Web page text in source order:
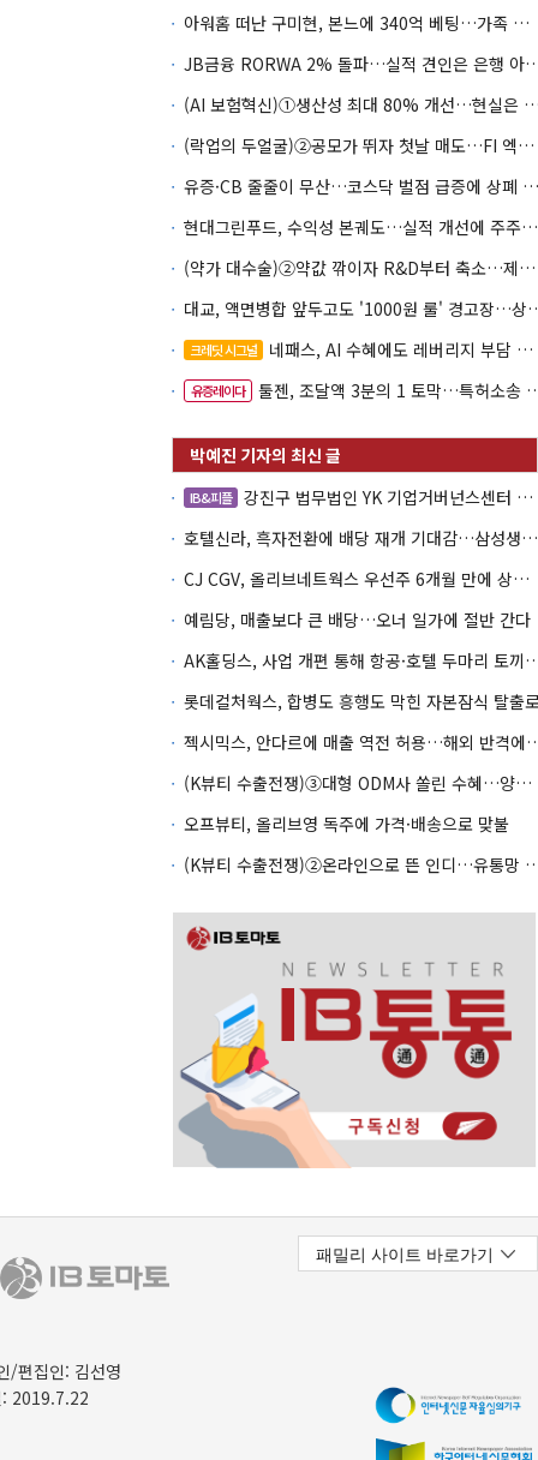
아워홈 떠난 구미현, 본느에 340억 베팅…가족 지배체제 구축
JB금융 RORWA 2% 돌파…실
(AI 보험혁신)①생산성 최대 80%
(락업의 두얼굴)②공모가 뛰자 첫날 매도…FI 엑시트 전략 갈렸다
유증·CB 줄줄이 무산…코스닥 벌점 급증에 상폐 압박
현대그린푸드, 수익성 본궤도…실적 개선에 주주환원까지
(약가 대수술)②약값 깎이자 R&D부터 축소…제약업계 비상경영 돌입
대교, 액면병합 앞두고
크레딧 시그널 네패스, AI 수혜에도 레버리지 부담 여전
유증레이다 툴젠, 조달액 3분의 1 토막…특허소송 비용부터 챙긴다
IB&피플
강진구 법무법인 YK 기업거버넌스센터 센터장
호텔신라, 흑자전환에 배당 재개 기대감…삼성생명도 웃을까
CJ CGV, 올리브네트웍스 우선주 6개월 만에 상환…왜?
예림당, 매출보다 큰 배당…오너 일가에 절반 간다
AK홀딩스, 사업 개편 통해
롯데컬처웍스, 합병도 흥행도 막힌 자본잠식 탈출
젝시믹스, 안다르에 매
(K뷰티 수출전쟁)③대형 ODM사 쏠린 수혜…양극화 심화 우려
오프뷰티, 올리브영 독주에 가격·배송으로 맞불
(K뷰티 수출전쟁)②온라인으로
/편집인: 김선영
2019.7.22